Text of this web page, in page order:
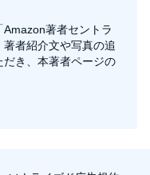
著者セントラ
者紹介文や写真の追
き、本著者ページの